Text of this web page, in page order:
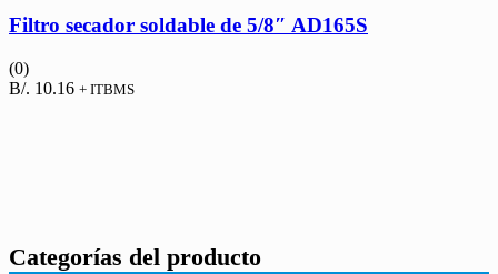
Filtro secador soldable de 5/8″ AD165S
(0)
B/. 10.16 + ITBMS
Categorías del producto